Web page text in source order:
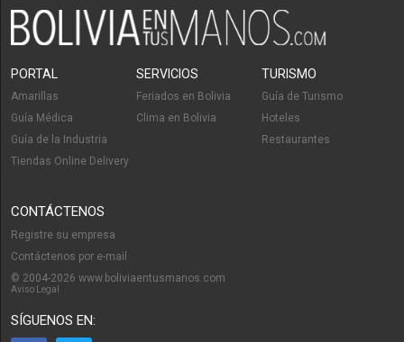
PORTAL
Amarillas
Guía Médica
Guía de la Industria
Tiendas Online Delivery
SERVICIOS
Feriados en Bolivia
Clima en Bolivia
TURISMO
Guía de Turismo
Hoteles
Restaurantes
CONTÁCTENOS
Registre su empresa
Contáctenos por e-mail
© 2004-2026 www.boliviaentusmanos.com
Aviso Legal
SÍGUENOS EN: